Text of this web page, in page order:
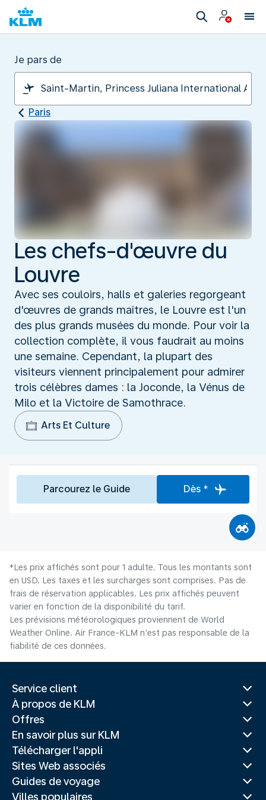
Je pars de
Paris
Les chefs-d'œuvre du
Louvre
Avec ses couloirs, halls et galeries regorgeant
d'œuvres de grands maîtres, le Louvre est l'un
des plus grands musées du monde. Pour voir la
collection complète, il vous faudrait au moins
une semaine. Cependant, la plupart des
visiteurs viennent principalement pour admirer
trois célèbres dames : la Joconde, la Vénus de
Milo et la Victoire de Samothrace.
Arts Et Culture
Parcourez le Guide Dès *
*Les prix affichés sont pour 1 adulte. Tous les montants sont
en USD. Les taxes et les surcharges sont comprises. Pas de
frais de réservation applicables. Les prix affichés peuvent
varier en fonction de la disponibilité du tarif.
Les prévisions météorologiques proviennent de World
Weather Online. Air France-KLM n'est pas responsable de la
fiabilité de ces données.
Service client
À propos de KLM
Offres
En savoir plus sur KLM
Télécharger l'appli
Sites Web associés
Guides de voyage
Villes populaires